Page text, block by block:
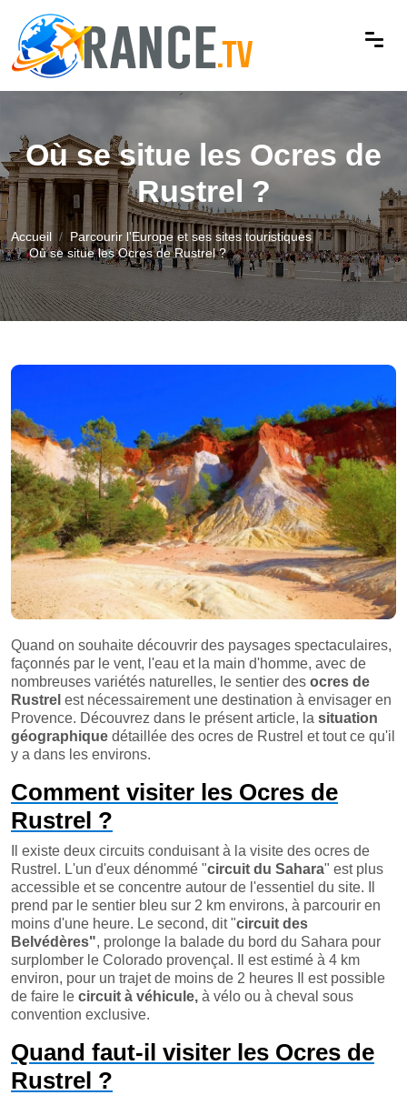
Où se situe les Ocres de
Rustrel ?
Accueil
Parcourir l'Europe et ses sites touristiques
Où se situe les Ocres de Rustrel ?
Quand on souhaite découvrir des paysages spectaculaires,
façonnés par le vent, l'eau et la main d'homme, avec de
nombreuses variétés naturelles, le sentier des ocres de
Rustrel est nécessairement une destination à envisager en
Provence. Découvrez dans le présent article, la situation
géographique détaillée des ocres de Rustrel et tout ce qu'il
y a dans les environs.
Comment visiter les Ocres de
Rustrel ?
Il existe deux circuits conduisant à la visite des ocres de
Rustrel. L'un d'eux dénommé "circuit du Sahara" est plus
accessible et se concentre autour de l'essentiel du site. Il
prend par le sentier bleu sur 2 km environs, à parcourir en
moins d'une heure. Le second, dit "circuit des
Belvédères", prolonge la balade du bord du Sahara pour
surplomber le Colorado provençal. Il est estimé à 4 km
environ, pour un trajet de moins de 2 heures Il est possible
de faire le circuit à véhicule, à vélo ou à cheval sous
convention exclusive.
Quand faut-il visiter les Ocres de
Rustrel ?